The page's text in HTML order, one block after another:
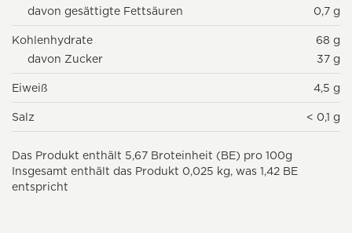
davon gesättigte Fettsäuren
0,7 g
Kohlenhydrate
68 g
davon Zucker
37 g
Eiweiß 4,5 g
Salz < 0,1 g
Das Produkt enthält 5,67 Broteinheit (BE) pro 100g
Insgesamt enthält das Produkt 0,025 kg, was 1,42 BE
entspricht